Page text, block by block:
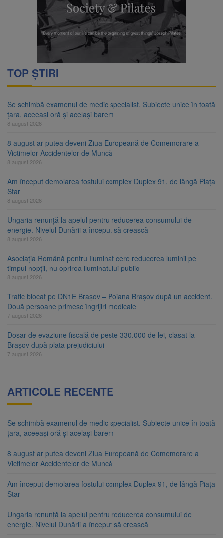
TOP ȘTIRI
Se schimbă examenul de medic specialist. Subiecte unice în toată
țara, aceeași oră și același barem
8 august 2026
8 august ar putea deveni Ziua Europeană de Comemorare a
Victimelor Accidentelor de Muncă
8 august 2026
Am început demolarea fostului complex Duplex 91, de lângă Piața
Star
8 august 2026
Ungaria renunță la apelul pentru reducerea consumului de
energie. Nivelul Dunării a început să crească
8 august 2026
Asociația Română pentru Iluminat cere reducerea luminii pe
timpul nopții, nu oprirea iluminatului public
8 august 2026
Trafic blocat pe DN1E Brașov – Poiana Brașov după un accident.
Două persoane primesc îngrijiri medicale
7 august 2026
Dosar de evaziune fiscală de peste 330.000 de lei, clasat la
Brașov după plata prejudiciului
7 august 2026
ARTICOLE RECENTE
Se schimbă examenul de medic specialist. Subiecte unice în toată
țara, aceeași oră și același barem
8 august ar putea deveni Ziua Europeană de Comemorare a
Victimelor Accidentelor de Muncă
Am început demolarea fostului complex Duplex 91, de lângă Piața
Star
Ungaria renunță la apelul pentru reducerea consumului de
energie. Nivelul Dunării a început să crească